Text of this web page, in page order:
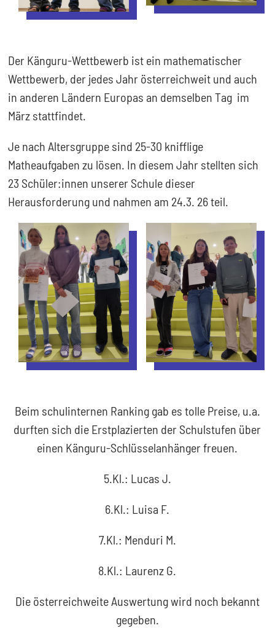
Der Känguru-Wettbewerb ist ein mathematischer
Wettbewerb, der jedes Jahr österreichweit und auch
in anderen Ländern Europas an demselben Tag im
März stattfindet.
Je nach Altersgruppe sind 25-30 knifflige
Matheaufgaben zu lösen. In diesem Jahr stellten sich
23 Schüler:innen unserer Schule dieser
Herausforderung und nahmen am 24.3. 26 teil.
Beim schulinternen Ranking gab es tolle Preise, u.a.
durften sich die Erstplazierten der Schulstufen über
einen Känguru-Schlüsselanhänger freuen.
5.Kl.: Lucas J.
6.Kl.: Luisa F.
7.Kl.: Menduri M.
8.Kl.: Laurenz G.
Die österreichweite Auswertung wird noch bekannt
gegeben.